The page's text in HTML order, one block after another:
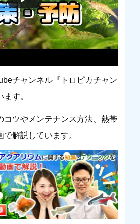
チャンネル『トロピカチャン
す。
コツやメンテナンス方法、熱帯
解説しています。